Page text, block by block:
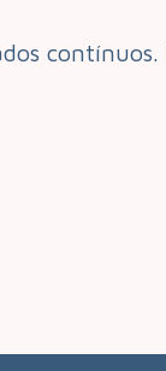
contínuos.